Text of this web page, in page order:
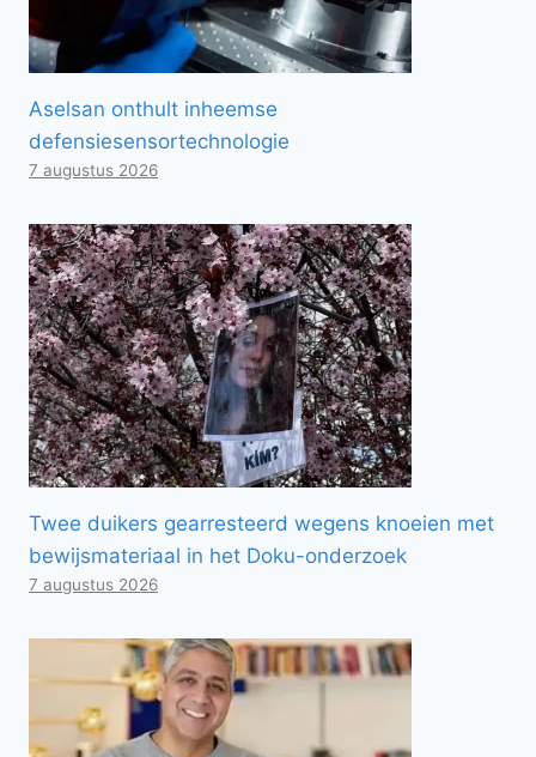
Aselsan onthult inheemse
defensiesensortechnologie
7 augustus 2026
Twee duikers gearresteerd wegens knoeien met
bewijsmateriaal in het Doku-onderzoek
7 augustus 2026